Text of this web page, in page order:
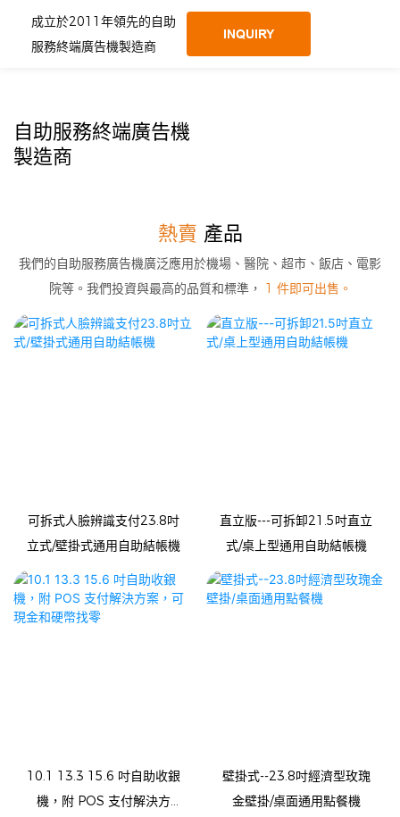
成立於2011年領先的自助
服務終端廣告機製造商
INQUIRY
自助服務終端廣告機
製造商
熱賣 產品
我們的自助服務廣告機廣泛應用於機場、醫院、超市、飯店、電影
院等。我們投資與最高的品質和標準， 1 件即可出售。
可拆式人臉辨識支付23.8吋
立式/壁掛式通用自助結帳機
直立版---可拆卸21.5吋直立
式/桌上型通用自助結帳機
10.1 13.3 15.6 吋自助收銀
機，附 POS 支付解決方
壁掛式--23.8吋經濟型玫瑰
金壁掛/桌面通用點餐機